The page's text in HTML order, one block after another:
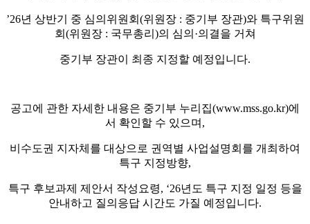
’26년 상반기 중 심의위원회(위원장 : 중기부 장관)와 특구위원
회(위원장 : 국무총리)의 심의·의결을 거쳐
중기부 장관이 최종 지정할 예정입니다.
공고에 관한 자세한 내용은 중기부 누리집(www.mss.go.kr)에
서 확인할 수 있으며,
비수도권 지자체를 대상으로 권역별 사업설명회를 개최하여
특구 지정방향,
특구 후보과제 제안서 작성요령, ‘26년도 특구 지정 일정 등을
안내하고 질의응답 시간도 가질 예정입니다.